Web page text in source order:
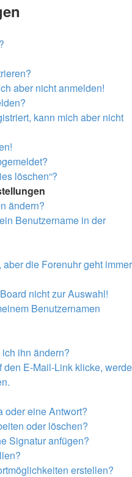
aber nicht anmelden!
kann mich aber nicht
löschen“?
ändern?
Benutzername in der
die Forenuhr geht immer
nicht zur Auswahl!
Benutzernamen
ihn ändern?
E-Mail-Link klicke, werde
oder eine Antwort?
oder löschen?
Signatur anfügen?
erstellen?